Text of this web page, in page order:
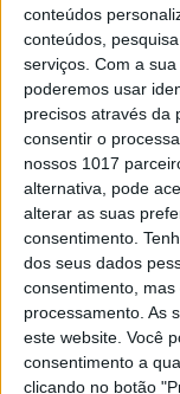
conteúdos
conteúdos,
serviços. Com a
poderemos usar
precisos através da
consentir o
nossos 1017
alternativa, pode
alterar as suas
consentimento.
dos seus dados
consentimento,
processamento. As
este website. Você
consentimento a
clicando no botão
SITES DO
Visão